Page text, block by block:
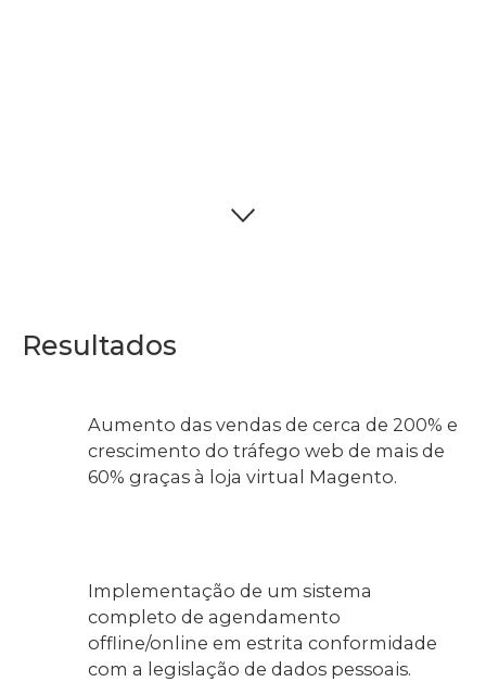
Resultados
Aumento das vendas de cerca de 200% e
crescimento do tráfego web de mais de
60% graças à loja virtual Magento.
Implementação de um sistema
completo de agendamento
offline/online em estrita conformidade
com a legislação de dados pessoais.